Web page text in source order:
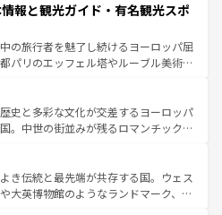
アで、忘れられない旅をしてみよう！
ア情報は
では、情熱的なフラメンコ、熱気あふ
味しいタパスが生活の一部となってい
の洗練された雰囲気や、バルセロナの
から、地方では古代ローマ遺跡や中世
風土や気候が異なるスペインはその個
性で訪れる人を魅了する。 なお、新着のスペイン情報は コ
してほしい。
報と観光ガイド・有名観光スポ
の旅行者を魅了し続けるヨーロッパ屈
パリのエッフェル塔やルーブル美術館
まっている。華麗な宮殿、歴史的な大
、そして豊かな自然が、訪れる者を心
、フランスは美食の国としても知ら
発祥地であるランス、プロヴァンスの
畑など、多彩な楽しみ方が可能だ。さ
域にも魅力が溢れており、どの街角に
史と多彩な文化が交差するヨーロッパ
。中世の街並みが残るロマンチック街
どこを歩いても飽きることがない。ベ
、バイエルン州のアルプスの絶景、そ
ワイン畑といった風景は必見。ビール
き伝統と最先端が共存する国。ウェス
大英博物館のようなランドマーク、歴